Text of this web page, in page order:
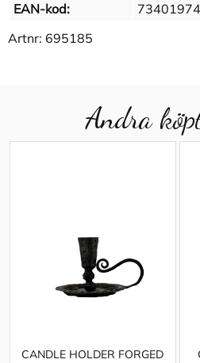
EAN-kod:
Artnr: 695185
Andra
CANDLE HOLDER FORGED